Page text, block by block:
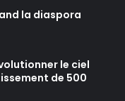
la diaspora
le ciel
de 500